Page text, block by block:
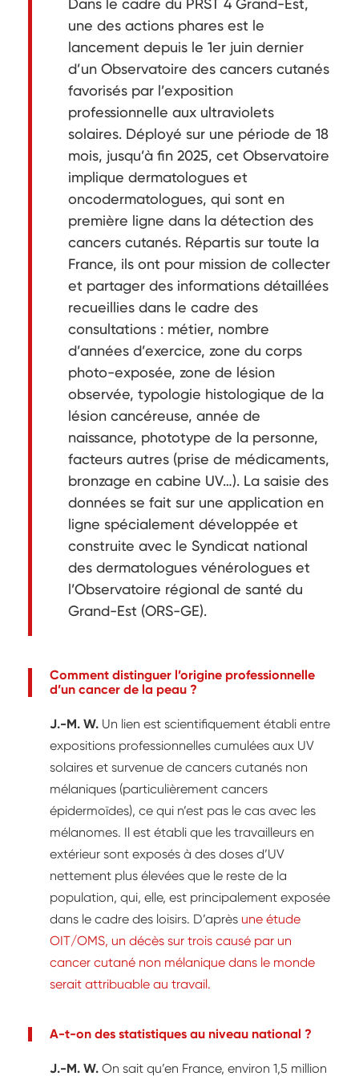
Dans le cadre du PRST 4 Grand-Est,
une des actions phares est le
lancement depuis le 1er juin dernier
d’un Observatoire des cancers cutanés
favorisés par l’exposition
professionnelle aux ultraviolets
solaires. Déployé sur une période de 18
mois, jusqu’à fin 2025, cet Observatoire
implique dermatologues et
oncodermatologues, qui sont en
première ligne dans la détection des
cancers cutanés. Répartis sur toute la
France, ils ont pour mission de collecter
et partager des informations détaillées
recueillies dans le cadre des
consultations : métier, nombre
d’années d’exercice, zone du corps
photo-exposée, zone de lésion
observée, typologie histologique de la
lésion cancéreuse, année de
naissance, phototype de la personne,
facteurs autres (prise de médicaments,
bronzage en cabine UV…). La saisie des
données se fait sur une application en
ligne spécialement développée et
construite avec le Syndicat national
des dermatologues vénérologues et
l’Observatoire régional de santé du
Grand-Est (ORS-GE).
Comment distinguer l’origine professionnelle
d’un cancer de la peau ?
J.-M. W. Un lien est scientifiquement établi entre
expositions professionnelles cumulées aux UV
solaires et survenue de cancers cutanés non
mélaniques (particulièrement cancers
épidermoïdes), ce qui n’est pas le cas avec les
mélanomes. Il est établi que les travailleurs en
extérieur sont exposés à des doses d’UV
nettement plus élevées que le reste de la
population, qui, elle, est principalement exposée
dans le cadre des loisirs. D’après une étude
OIT/OMS, un décès sur trois causé par un
cancer cutané non mélanique dans le monde
serait attribuable au travail.
A-t-on des statistiques au niveau national ?
J.-M. W. On sait qu’en France, environ 1,5 million